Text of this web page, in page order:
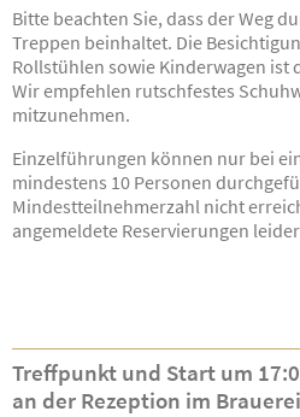
Bitte beachten Sie, dass der Weg
Treppen beinhaltet. Die
Rollstühlen sowie Kinderwagen ist
Wir empfehlen rutschfestes
mitzunehmen.
Einzelführungen können nur bei
mindestens 10 Personen
Mindestteilnehmerzahl nicht
angemeldete Reservierungen
Treffpunkt und Start um
an der Rezeption im